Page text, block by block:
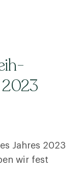
Jahres 2023
wir fest